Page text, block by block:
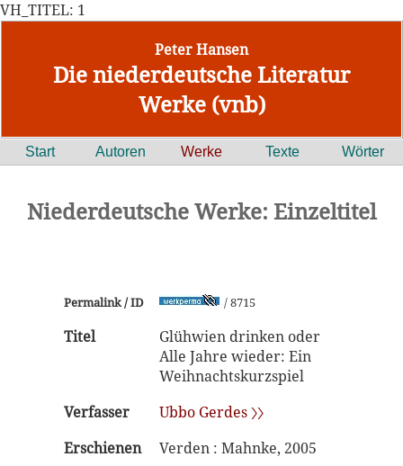
VH_TITEL: 1
Peter Hansen
Die niederdeutsche Literatur
Werke (vnb)
Start Autoren Werke Texte Wörter
Niederdeutsche Werke: Einzeltitel
Permalink / ID / 8715
Titel
Glühwien drinken oder
Alle Jahre wieder: Ein
Weihnachtskurzspiel
Verfasser
Ubbo Gerdes 〉〉
Erschienen
Verden : Mahnke, 2005